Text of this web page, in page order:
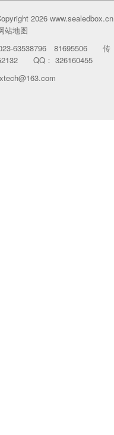
2026 www.sealedbox.cn
站地图
63538796 81695506 传
QQ： 326160455